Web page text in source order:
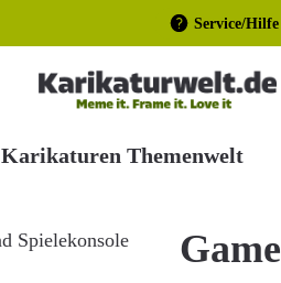
Service/Hilfe
Karikaturen Themenwelt